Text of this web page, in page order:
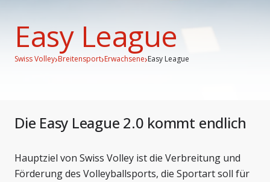
Easy League
Swiss Volley›Breitensport›Erwachsene›Easy League
Die Easy League 2.0 kommt endlich
Hauptziel von Swiss Volley ist die Verbreitung und
Förderung des Volleyballsports, die Sportart soll für